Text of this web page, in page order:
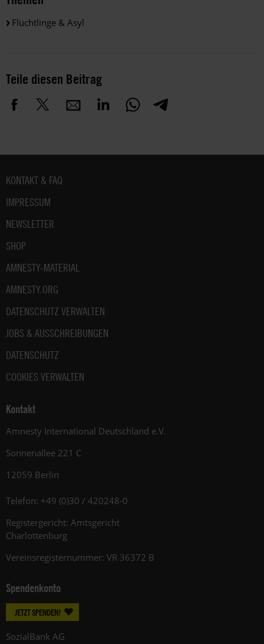
Flüchtlinge & Asyl
Teile diesen Beitrag
Fußbereich
KONTAKT & FAQ
IMPRESSUM
NEWSLETTER
SHOP
AMNESTY-MATERIAL
AMNESTY.ORG
DATENSCHUTZ VERWALTEN
JOBS & AUSSCHREIBUNGEN
DATENSCHUTZ
COOKIES VERWALTEN
Kontakt
Amnesty International Deutschland e.V.
Sonnenallee 221 C
12059 Berlin
Telefon: +49 (0)30 / 420248-0
Registergericht: Amtsgericht
Charlottenburg
Vereinsregisternummer: VR 36372 B
Spendenkonto
JETZT SPENDEN!
SozialBank AG